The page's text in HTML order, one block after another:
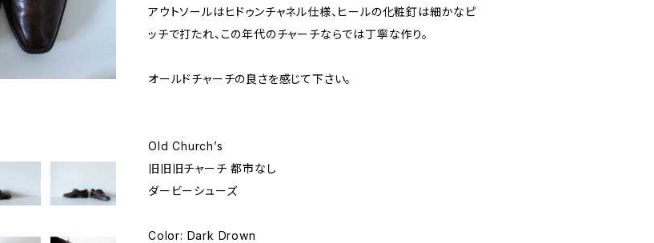
アウトソールはヒドゥンチャネル仕様、ヒールの化粧釘は細かなピ
ッチで打たれ、この年代のチャーチならでは丁寧な作り。
オールドチャーチの良さを感じて下さい。
Old Church’s
旧旧旧チャーチ 都市なし
ダービーシューズ
Color: Dark Drown